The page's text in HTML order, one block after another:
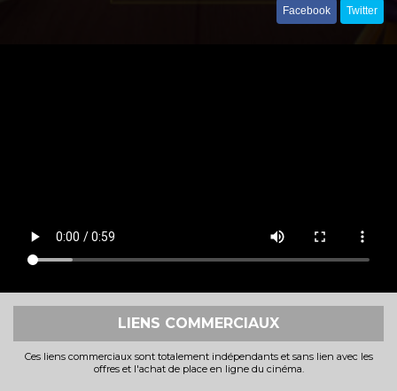
Facebook Twitter
LIENS COMMERCIAUX
Ces liens commerciaux sont totalement indépendants et sans lien avec les
offres et l'achat de place en ligne du cinéma.